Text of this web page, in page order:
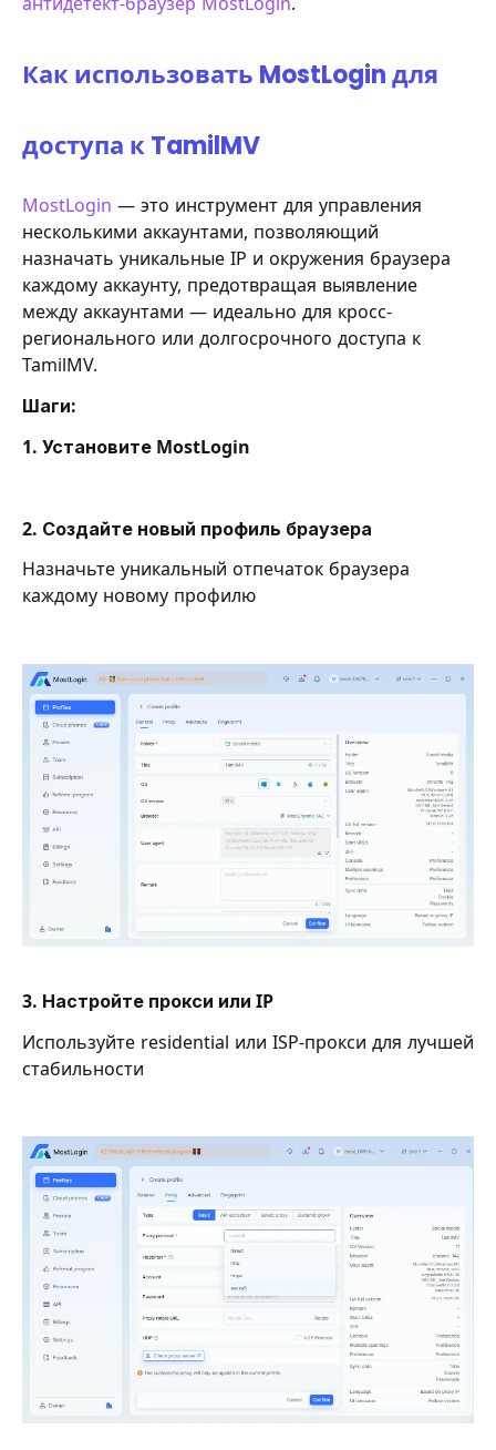
Как использовать MostLogin для
доступа к TamilMV
MostLogin — это инструмент для управления
несколькими аккаунтами, позволяющий
назначать уникальные IP и окружения браузера
каждому аккаунту, предотвращая выявление
между аккаунтами — идеально для кросс-
регионального или долгосрочного доступа к
TamilMV.
Шаги:
1. Установите MostLogin
2. Создайте новый профиль браузера
Назначьте уникальный отпечаток браузера
каждому новому профилю
3. Настройте прокси или IP
Используйте residential или ISP-прокси для лучшей
стабильности